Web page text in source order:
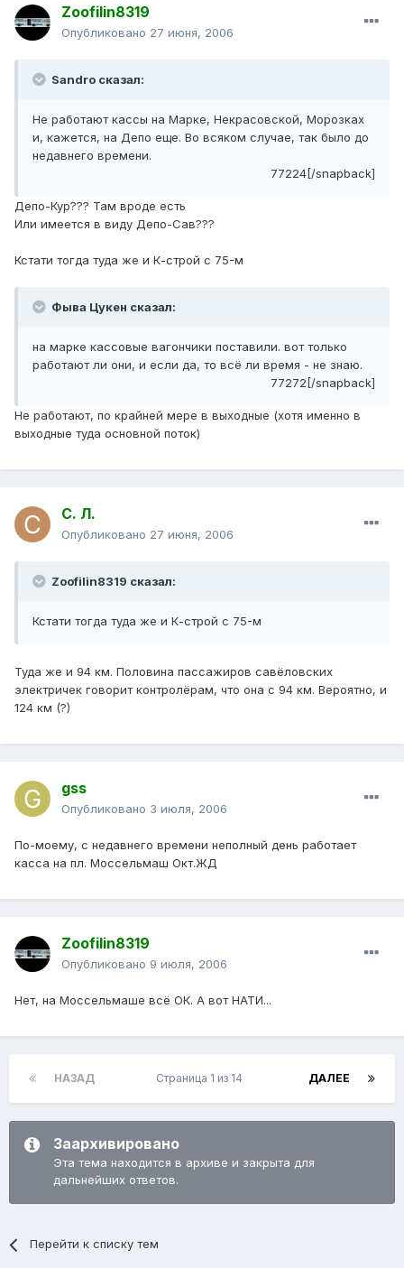
Zoofilin8319
Опубликовано 27 июня, 2006
Sandro сказал:
Не работают кассы на Марке, Некрасовской, Морозках
и, кажется, на Депо еще. Во всяком случае, так было до
недавнего времени.
77224[/snapback]
Депо-Кур??? Там вроде есть
Или имеется в виду Депо-Сав???
Кстати тогда туда же и К-строй с 75-м
Фыва Цукен сказал:
на марке кассовые вагончики поставили. вот только
работают ли они, и если да, то всё ли время - не знаю.
77272[/snapback]
Не работают, по крайней мере в выходные (хотя именно в
выходные туда основной поток)
С. Л.
Опубликовано 27 июня, 2006
Zoofilin8319 сказал:
Кстати тогда туда же и К-строй с 75-м
Туда же и 94 км. Половина пассажиров савёловских
электричек говорит контролёрам, что она с 94 км. Вероятно, и
124 км (?)
gss
Опубликовано 3 июля, 2006
По-моему, с недавнего времени неполный день работает
касса на пл. Моссельмаш Окт.ЖД
Zoofilin8319
Опубликовано 9 июля, 2006
Нет, на Моссельмаше всё ОК. А вот НАТИ...
НАЗАД ДАЛЕЕ
Страница 1 из 14
Заархивировано
Эта тема находится в архиве и закрыта для
дальнейших ответов.
Перейти к списку тем